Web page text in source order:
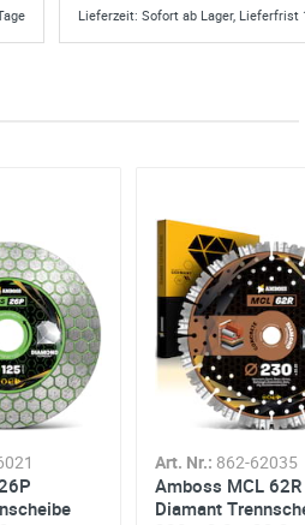
Lieferzeit: Sofort ab Lager, Lieferfrist
Art. Nr.: 862-62035
Amboss MCL 62R
Diamant